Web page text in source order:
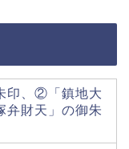
印、②「鎮地大
財天」の御朱